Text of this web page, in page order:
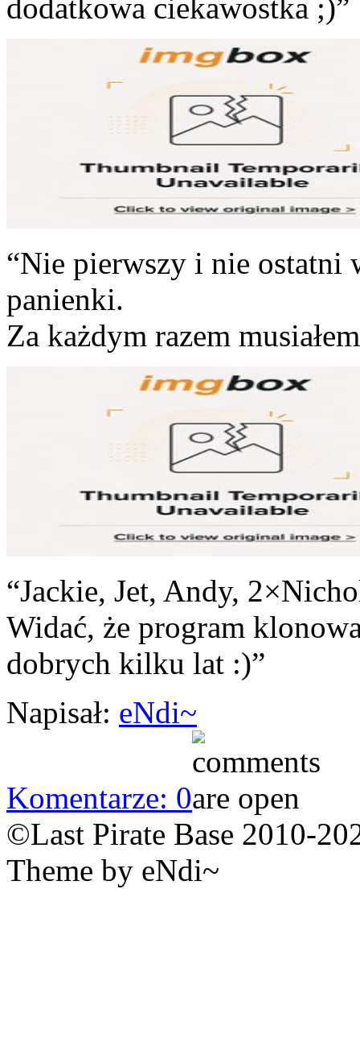
dodatkowa ciekawostka ;)”
“Nie pierwszy i nie
panienki.
Za każdym razem
“Jackie, Jet, Andy,
Widać, że program
dobrych kilku lat :)”
Napisał: eNdi~
Komentarze: 0
©Last Pirate Base 2010-
Theme by eNdi~